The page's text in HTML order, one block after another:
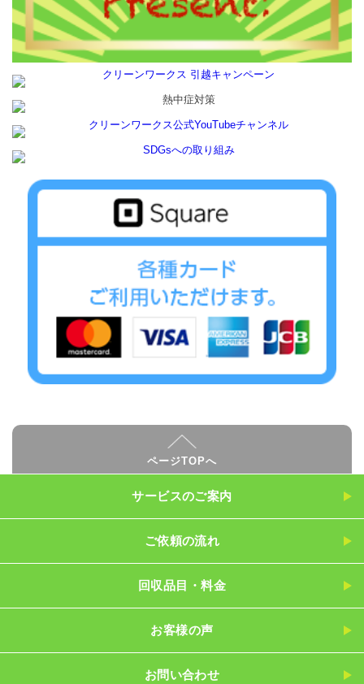
ページTOPへ
サービスのご案内
ご依頼の流れ
回収品目・料金
お客様の声
お問い合わせ